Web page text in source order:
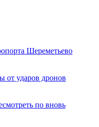
Шереметьево
от ударов дронов
по вновь